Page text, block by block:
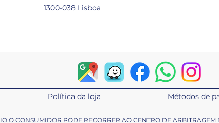
1300-038 Lisboa
Política da loja Métodos de
O CONSUMIDOR PODE RECORRER AO CENTRO DE